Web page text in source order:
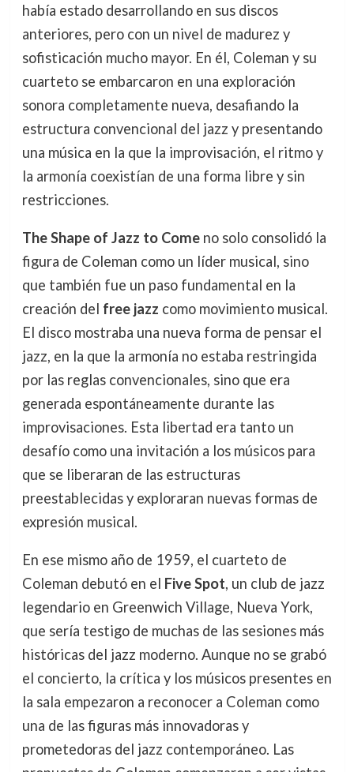
había estado desarrollando en sus discos
anteriores, pero con un nivel de madurez y
sofisticación mucho mayor. En él, Coleman y su
cuarteto se embarcaron en una exploración
sonora completamente nueva, desafiando la
estructura convencional del jazz y presentando
una música en la que la improvisación, el ritmo y
la armonía coexistían de una forma libre y sin
restricciones.
The Shape of Jazz to Comeno solo consolidó la
figura de Coleman como un líder musical, sino
que también fue un paso fundamental en la
creación del free jazz como movimiento musical.
El disco mostraba una nueva forma de pensar el
jazz, en la que la armonía no estaba restringida
por las reglas convencionales, sino que era
generada espontáneamente durante las
improvisaciones. Esta libertad era tanto un
desafío como una invitación a los músicos para
que se liberaran de las estructuras
preestablecidas y exploraran nuevas formas de
expresión musical.
En ese mismo año de 1959, el cuarteto de
Coleman debutó en el Five Spot, un club de jazz
legendario en Greenwich Village, Nueva York,
que sería testigo de muchas de las sesiones más
históricas del jazz moderno. Aunque no se grabó
el concierto, la crítica y los músicos presentes en
la sala empezaron a reconocer a Coleman como
una de las figuras más innovadoras y
prometedoras del jazz contemporáneo. Las